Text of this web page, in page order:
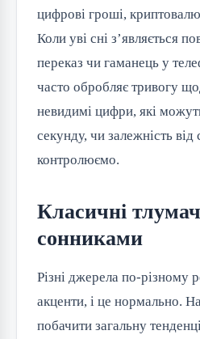
цифрові гроші,
Коли уві сні з’являється
переказ чи гаманець у
часто обробляє тривогу
невидимі цифри, які
секунду, чи залежність від
контролюємо.
Класичні
сонниками
Різні джерела по-різному
акценти, і це нормально.
побачити загальну